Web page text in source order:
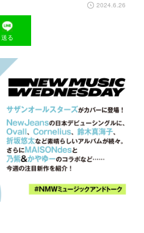
2024.6.26
送る